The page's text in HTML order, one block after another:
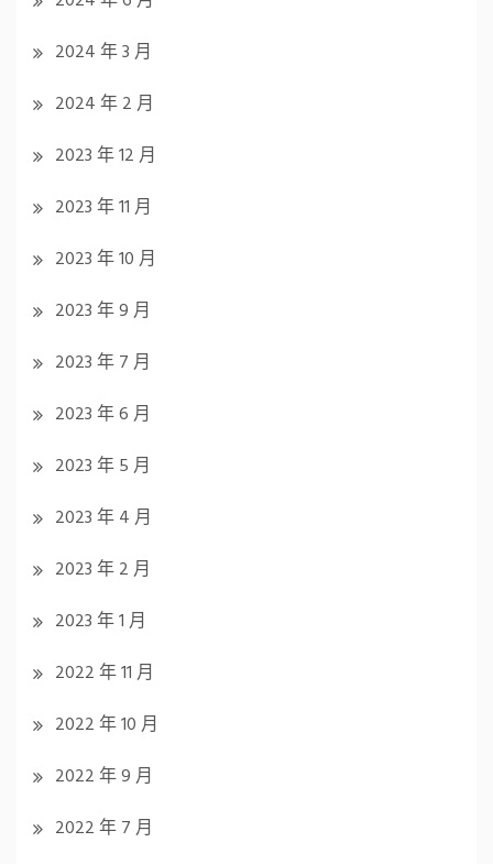
2024 年 3 月
2024 年 2 月
2023 年 12 月
2023 年 11 月
2023 年 10 月
2023 年 9 月
2023 年 7 月
2023 年 6 月
2023 年 5 月
2023 年 4 月
2023 年 2 月
2023 年 1 月
2022 年 11 月
2022 年 10 月
2022 年 9 月
2022 年 7 月